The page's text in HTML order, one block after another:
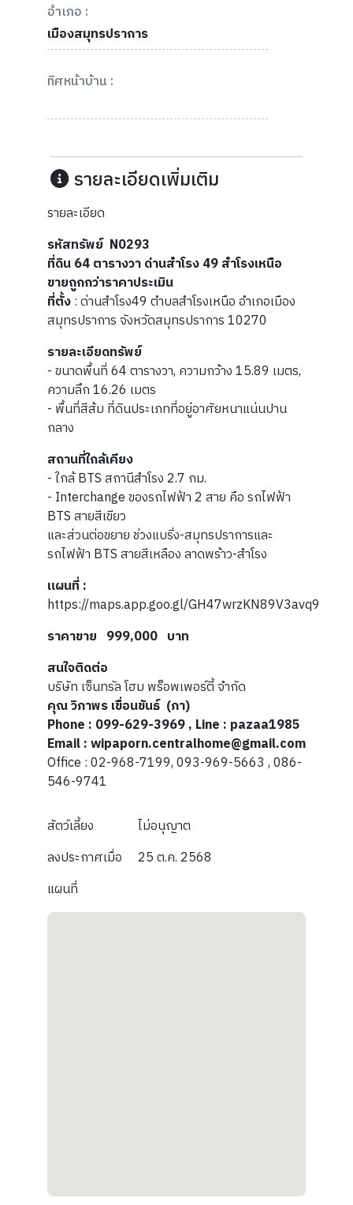
อำเภอ :
เมืองสมุทรปราการ
ทิศหน้าบ้าน :
รายละเอียดเพิ่มเติม
รายละเอียด
รหัสทรัพย์ N0293
ที่ดิน 64 ตารางวา ด่านสำโรง 49 สำโรงเหนือ
ขายถูกกว่าราคาประเมิน
ที่ตั้ง: ด่านสำโรง49 ตำบลสำโรงเหนือ อำเภอเมือง
สมุทรปราการ จังหวัดสมุทรปราการ 10270
รายละเอียดทรัพย์
- ขนาดพื้นที่ 64 ตารางวา, ความกว้าง 15.89 เมตร,
ความลึก 16.26 เมตร
- พื้นที่สีส้ม ที่ดินประเภทที่อยู่อาศัยหนาแน่นปาน
กลาง
สถานที่ใกล้เคียง
- ใกล้ BTS สถานีสำโรง 2.7 กม.
- Interchange ของรถไฟฟ้า 2 สาย คือ รถไฟฟ้า
BTS สายสีเขียว
และส่วนต่อขยาย ช่วงแบริ่ง-สมุทรปราการและ
รถไฟฟ้า BTS สายสีเหลือง ลาดพร้าว-สำโรง
แผนที่ :
https://maps.app.goo.gl/GH47wrzKN89V3avq9
ราคาขาย 999,000 บาท
สนใจติดต่อ
บริษัท เซ็นทรัล โฮม พร็อพเพอร์ตี้ จำกัด
คุณวิภาพร เขื่อนขันธ์ (ภา)
Phone : 099-629-3969 , Line : pazaa1985
Email : wipaporn.centralhome@gmail.com
Office : 02-968-7199, 093-969-5663 , 086-
546-9741
สัตว์เลี้ยง
ไม่อนุญาต
ลงประกาศเมื่อ
25 ต.ค. 2568
แผนที่